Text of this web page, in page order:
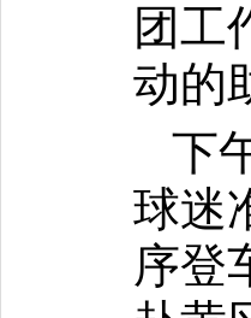
团工
动的
下
球迷
序登